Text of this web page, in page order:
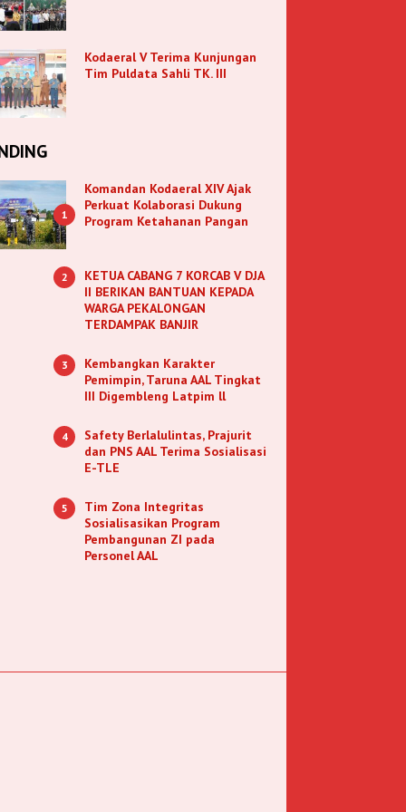
Kodaeral V Terima Kunjungan
Tim Puldata Sahli TK. III
1
Komandan Kodaeral XIV Ajak
Perkuat Kolaborasi Dukung
Program Ketahanan Pangan
2
KETUA CABANG 7 KORCAB V DJA
II BERIKAN BANTUAN KEPADA
WARGA PEKALONGAN
TERDAMPAK BANJIR
3
Kembangkan Karakter
Pemimpin, Taruna AAL Tingkat
III Digembleng Latpim ll
4
Safety Berlalulintas, Prajurit
dan PNS AAL Terima Sosialisasi
E-TLE
5
Tim Zona Integritas
Sosialisasikan Program
Pembangunan ZI pada
Personel AAL